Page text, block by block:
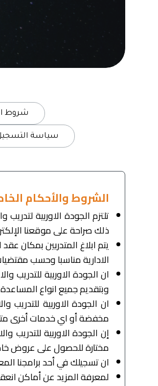
شروط
سياسة التسجيل
الشروط والأحكام
تلتزم الجودة الاوربية
ذلك صراحة على موقعنا
الادارية مناسبا وحسب
ان الجودة الاوربية للتدريب
وبتقديم جميع انواع
ان الجودة الاوربية
مخفضة أو اي خدمات أخرى
إن الجودة الاوربية
مختارة للحصول على عروض
ان تسجيلك في أحد برامجنا
لمعرفة المزيد عن أماكن